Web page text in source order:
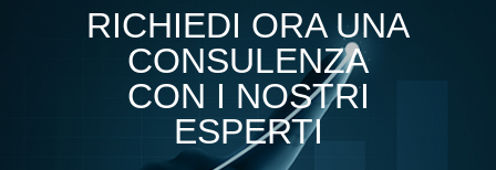
RICHIEDI ORA UNA
CONSULENZA
CON I NOSTRI
ESPERTI